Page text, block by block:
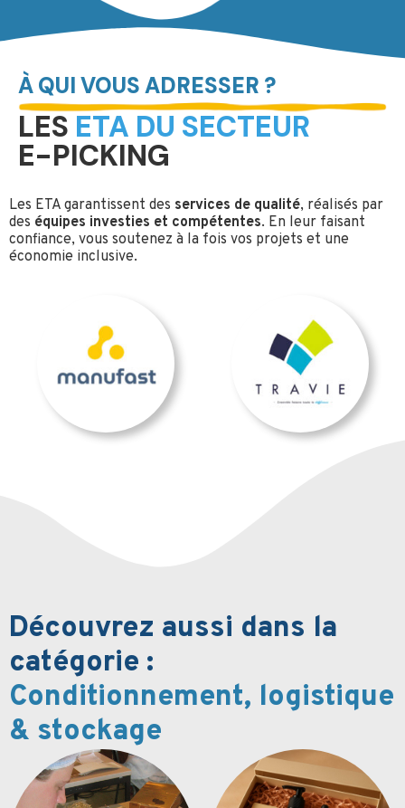
À QUI VOUS ADRESSER ?
LES ETA DU SECTEUR
E-PICKING
Les ETA garantissent des services de qualité, réalisés par
des équipes investies et compétentes. En leur faisant
confiance, vous soutenez à la fois vos projets et une
économie inclusive.
Découvrez aussi dans la
catégorie :
Conditionnement, logistique
& stockage